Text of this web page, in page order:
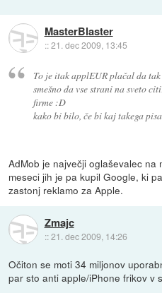
MasterBlaster
::21. dec 2009, 13:45
To je itak applEUR plačal da
smešno da vse strani na sveto
firme :D
kako bi bilo, če bi kaj takega
AdMob je največji oglaševalec
meseci jih je pa kupil Google, ki
zastonj reklamo za Apple.
Zmajc
::21. dec 2009, 14:26
Očiton se moti 34 miljonov
par sto anti apple/iPhone frikov v